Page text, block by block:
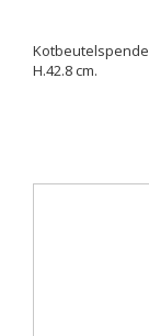
H.42.8 cm.